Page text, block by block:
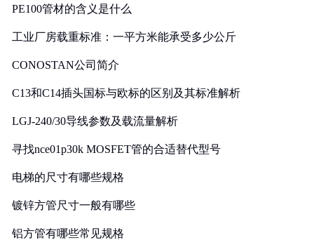
PE100管材的含义是什么
工业厂房载重标准：一平方米能承受多少公斤
CONOSTAN公司简介
C13和C14插头国标与欧标的区别及其标准解析
LGJ-240/30导线参数及载流量解析
寻找nce01p30k MOSFET管的合适替代型号
电梯的尺寸有哪些规格
镀锌方管尺寸一般有哪些
铝方管有哪些常见规格